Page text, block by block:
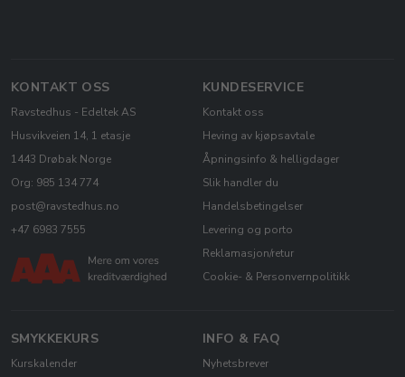
KONTAKT OSS
Ravstedhus - Edeltek AS
Husvikveien 14, 1 etasje
1443 Drøbak Norge
Org: 985 134 774
post@ravstedhus.no
+47 6983 7555
KUNDESERVICE
Kontakt oss
Heving av kjøpsavtale
Åpningsinfo & helligdager
Slik handler du
Handelsbetingelser
Levering og porto
Reklamasjon/retur
Cookie- & Personvernpolitikk
SMYKKEKURS
Kurskalender
INFO & FAQ
Nyhetsbrever